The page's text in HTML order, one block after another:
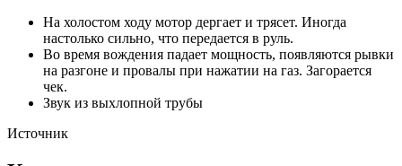
На холостом ходу мотор дергает и трясет. Иногда
настолько сильно, что передается в руль.
Во время вождения падает мощность, появляются рывки
на разгоне и провалы при нажатии на газ. Загорается
чек.
Звук из выхлопной трубы
Источник